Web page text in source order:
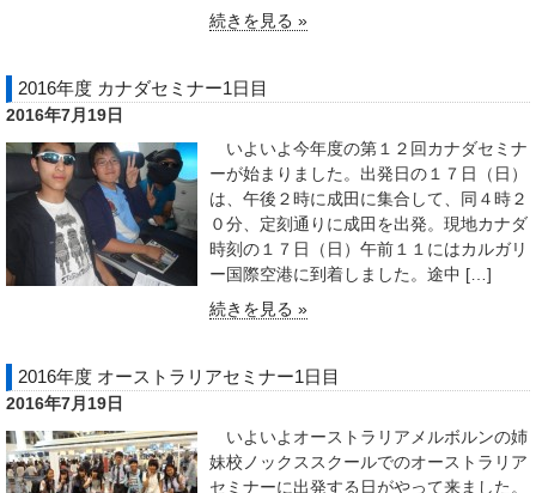
続きを見る »
2016年度 カナダセミナー1日目
2016年7月19日
いよいよ今年度の第１２回カナダセミナ
ーが始まりました。出発日の１７日（日）
は、午後２時に成田に集合して、同４時２
０分、定刻通りに成田を出発。現地カナダ
時刻の１７日（日）午前１１にはカルガリ
ー国際空港に到着しました。途中 […]
続きを見る »
2016年度 オーストラリアセミナー1日目
2016年7月19日
いよいよオーストラリアメルボルンの姉
妹校ノックススクールでのオーストラリア
セミナーに出発する日がやって来ました。